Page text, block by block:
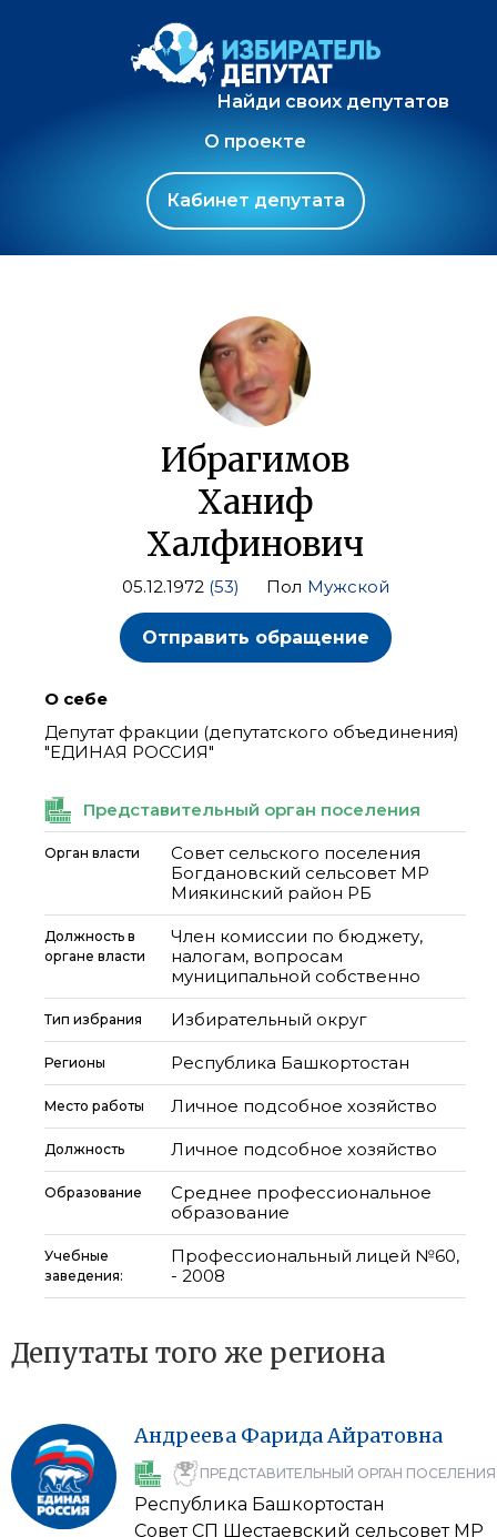
Найди своих депутатов
О проекте
Кабинет депутата
Ибрагимов
Ханиф
Халфинович
05.12.1972 (53) Пол Мужской
Отправить обращение
О себе
Депутат фракции (депутатского объединения)
"ЕДИНАЯ РОССИЯ"
Представительный орган поселения
Орган власти
Совет сельского поселения
Богдановский сельсовет МР
Миякинский район РБ
Должность в
органе власти
Член комиссии по бюджету,
налогам, вопросам
муниципальной собственно
Тип избрания Избирательный округ
Регионы Республика Башкортостан
Место работы Личное подсобное хозяйство
Должность Личное подсобное хозяйство
Образование
Среднее профессиональное
образование
Учебные
заведения:
Профессиональный лицей №60,
- 2008
Депутаты того же региона
Андреева ФаридаАйратовна
ПРЕДСТАВИТЕЛЬНЫЙ ОРГАН ПОСЕЛЕНИЯ
Республика Башкортостан
Совет СП Шестаевский сельсовет МР